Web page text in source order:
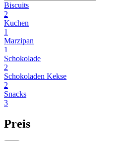
Biscuits
2
Kuchen
1
Marzipan
1
Schokolade
2
Schokoladen Kekse
2
Snacks
3
Preis